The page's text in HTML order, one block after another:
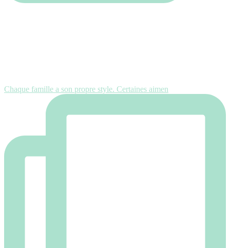
Chaque famille a son propre style. Certaines aimen